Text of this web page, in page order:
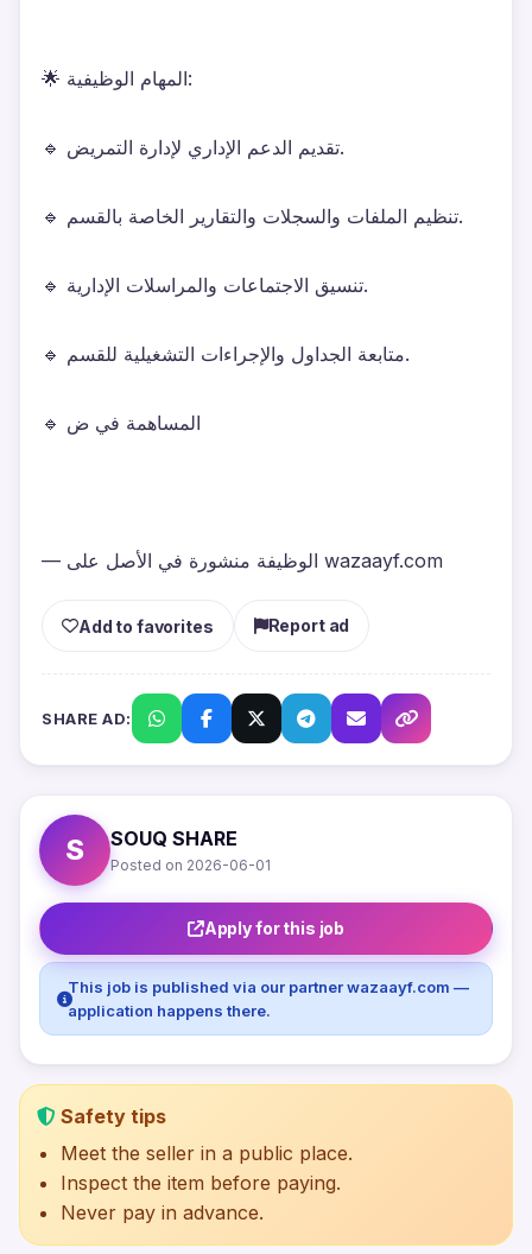
🌟 المهام الوظيفية:
🔹 تقديم الدعم الإداري لإدارة التمريض.
🔹 تنظيم الملفات والسجلات والتقارير الخاصة بالقسم.
🔹 تنسيق الاجتماعات والمراسلات الإدارية.
🔹 متابعة الجداول والإجراءات التشغيلية للقسم.
🔹 المساهمة في ض
— الوظيفة منشورة في الأصل على wazaayf.com
Add to favorites Report ad
SHARE AD:
S SOUQ SHARE
Posted on 2026-06-01
Apply for this job
This job is published via our partner wazaayf.com —
application happens there.
Safety tips
Meet the seller in a public place.
Inspect the item before paying.
Never pay in advance.